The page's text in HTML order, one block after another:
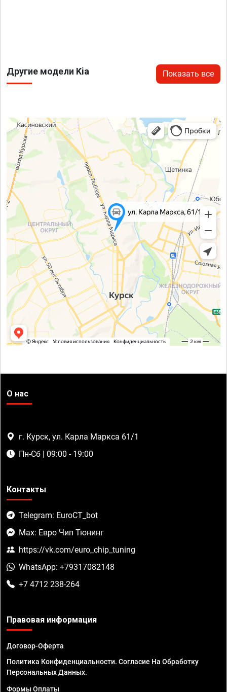
Другие модели Kia Показать все
О нас
г. Курск, ул. Карла Маркса 61/1
Пн-Сб | 09:00 - 19:00
Контакты
Telegram: EuroCT_bot
Max: Евро Чип Тюнинг
https://vk.com/euro_chip_tuning
WhatsApp: +79317082148
+7 4712 238-264
Правовая информация
Договор-Оферта
Политика Конфиденциальности. Согласие На Обработку
Персональных Данных.
Формы Оплаты